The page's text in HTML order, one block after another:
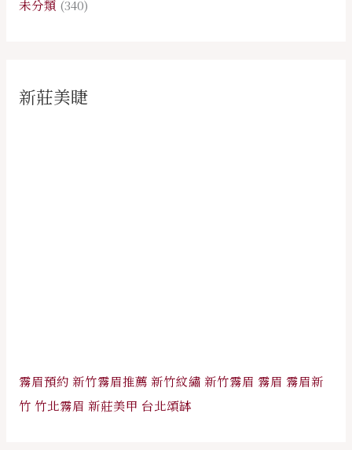
未分類 (340)
新莊美睫
霧眉預約 新竹霧眉推薦 新竹紋繡 新竹霧眉 霧眉 霧眉新
竹 竹北霧眉 新莊美甲 台北頌缽